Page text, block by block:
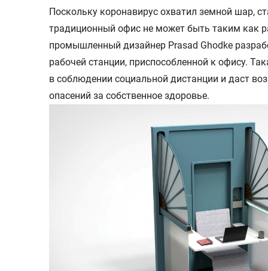
Поскольку коронавирус охватил земной шар,
традиционный офис не может быть таким как
промышленный дизайнер Prasad Ghodke
рабочей станции, приспособленной к офису.
в соблюдении социальной дистанции и даст
опасений за собственное здоровье.